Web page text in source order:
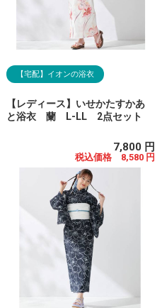
【宅配】イオンの浴衣
【レディース】いせかたすかあ
と浴衣 蘭 L-LL 2点セット
7,800 円
税込価格 8,580 円